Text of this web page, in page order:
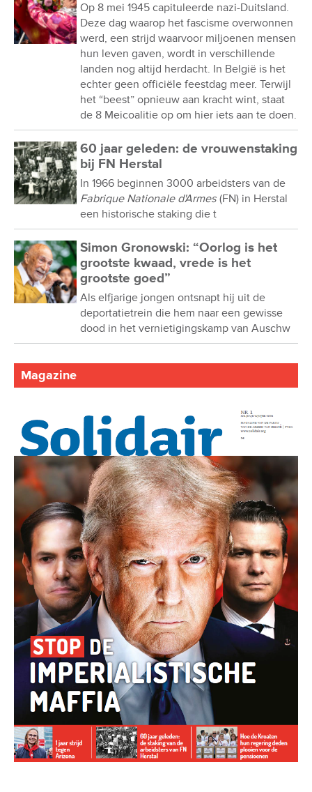
Op 8 mei 1945 capituleerde nazi-Duitsland.
Deze dag waarop het fascisme overwonnen
werd, een strijd waarvoor miljoenen mensen
hun leven gaven, wordt in verschillende
landen nog altijd herdacht. In België is het
echter geen officiële feestdag meer. Terwijl
het “beest” opnieuw aan kracht wint, staat
de 8 Meicoalitie op om hier iets aan te doen.
60 jaar geleden: de vrouwenstaking
bij FN Herstal
In 1966 beginnen 3000 arbeidsters van de
Fabrique Nationale d'Armes (FN) in Herstal
een historische staking die t
Simon Gronowski: “Oorlog is het
grootste kwaad, vrede is het
grootste goed”
Als elfjarige jongen ontsnapt hij uit de
deportatietrein die hem naar een gewisse
dood in het vernietigingskamp van Auschw
Magazine